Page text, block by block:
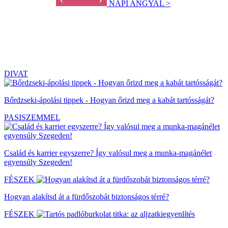
NAPI ANGYAL >
DIVAT
Bőrdzseki-ápolási tippek - Hogyan őrizd meg a kabát tartósságát?
PASISZEMMEL
Család és karrier egyszerre? Így valósul meg a munka-magánélet
egyensúly Szegeden!
FÉSZEK
Hogyan alakítsd át a fürdőszobát biztonságos térré?
FÉSZEK